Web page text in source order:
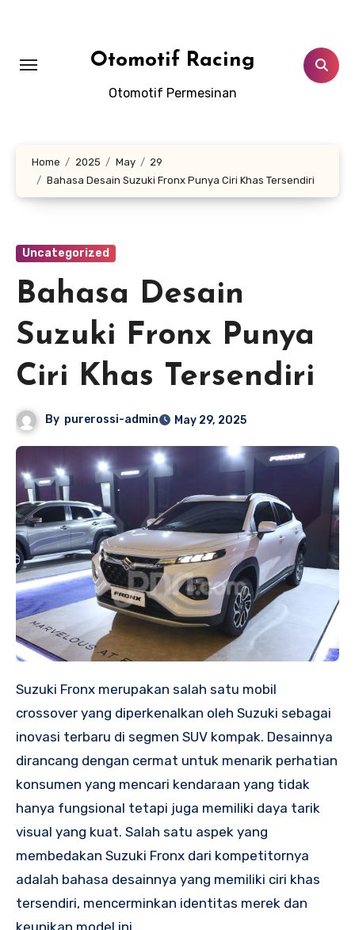
Otomotif Racing
Otomotif Permesinan
Home 2025 May
29
Bahasa Desain Suzuki Fronx Punya Ciri Khas Tersendiri
Uncategorized
Bahasa Desain
Suzuki Fronx Punya
Ciri Khas Tersendiri
By purerossi-admin May 29, 2025
Suzuki Fronx merupakan salah satu mobil
crossover yang diperkenalkan oleh Suzuki sebagai
inovasi terbaru di segmen SUV kompak. Desainnya
dirancang dengan cermat untuk menarik perhatian
konsumen yang mencari kendaraan yang tidak
hanya fungsional tetapi juga memiliki daya tarik
visual yang kuat. Salah satu aspek yang
membedakan Suzuki Fronx dari kompetitornya
adalah bahasa desainnya yang memiliki ciri khas
tersendiri, mencerminkan identitas merek dan
keunikan model ini.